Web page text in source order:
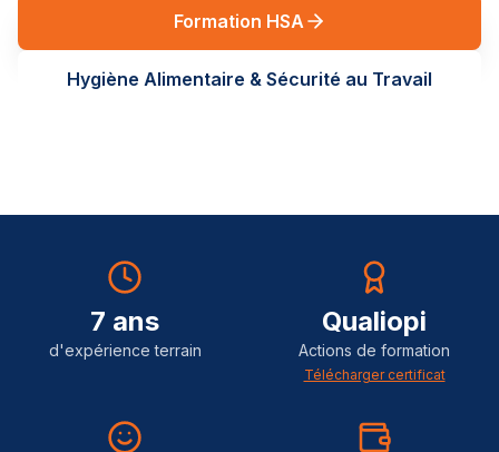
Formation HSA
Hygiène Alimentaire & Sécurité au Travail
7 ans
d'expérience terrain
Qualiopi
Actions de formation
Télécharger certificat